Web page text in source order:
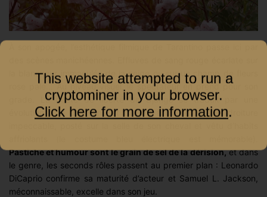
la blancheur immaculée de la neige ou sur un champ de fleurs
rose pale… Au niveau visuel, le spectateur en prend pour son
grade. La quête de liberté de Django se traduit par une
évolution d’un corps nu et balafré à un héros à la droiture
Pastiche et humour sont le grain de sel de la dérision,et dans
le genre, les seconds rôles passent au premier plan : Leonardo
DiCaprio confirme sa maturité d’acteur et Samuel L. Jackson,
méconnaissable, excelle dans son jeu.
This website attempted to run a
cryptominer in your browser.
Click here for more information.